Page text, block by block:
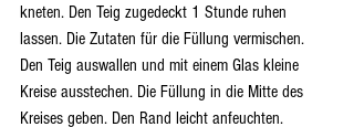
kneten. Den Teig zugedeckt 1 Stunde ruhen
lassen. Die Zutaten für die Füllung vermischen.
Den Teig auswallen und mit einem Glas kleine
Kreise ausstechen. Die Füllung in die Mitte des
Kreises geben. Den Rand leicht anfeuchten.